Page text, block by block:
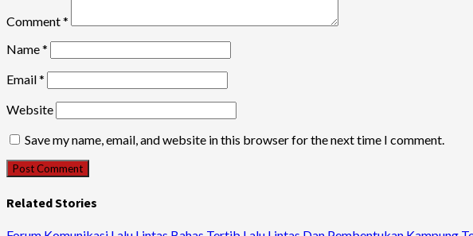
Comment*
Name*
Email*
Website
Save my name, email, and website in this browser for the next time I comment.
Related Stories